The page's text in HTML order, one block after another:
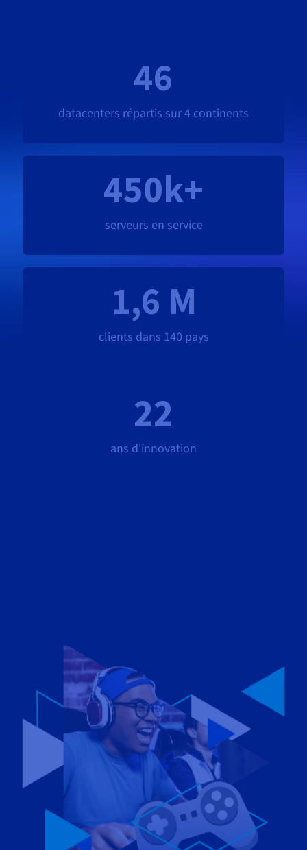
46
datacenters répartis sur 4 continents
450k+
serveurs en service
1,6 M
clients dans 140 pays
22
ans d'innovation